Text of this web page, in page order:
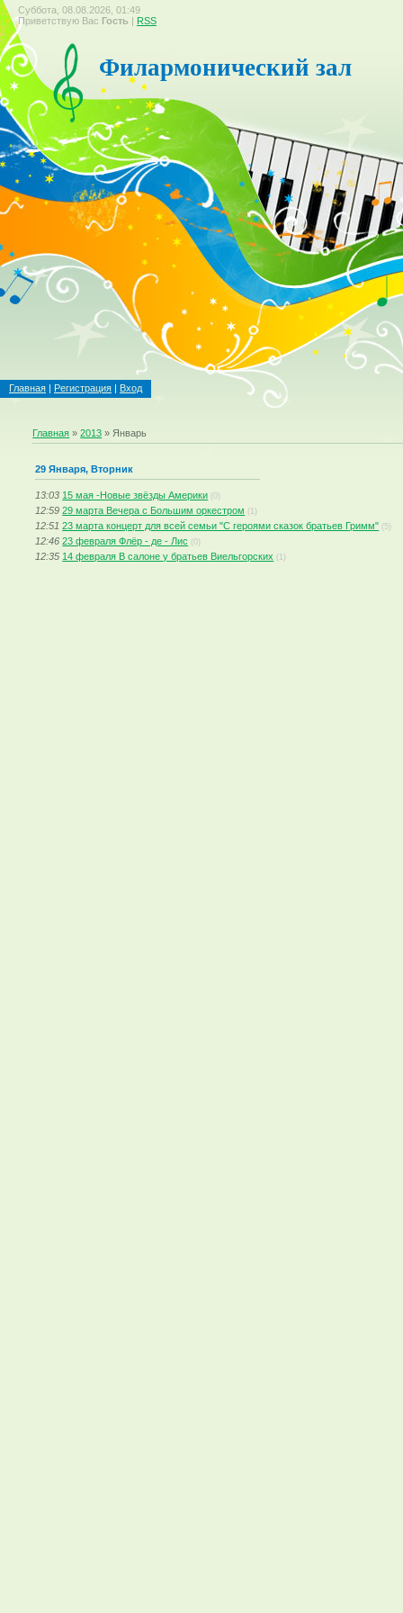
Суббота, 08.08.2026, 01:49
Приветствую Вас Гость | RSS
Филармонический зал
Главная | Регистрация | Вход
Главная »2013 » Январь
29 Января, Вторник
13:03 15 мая -Новые звёзды Америки (0)
12:59 29 марта Вечера с Большим оркестром (1)
12:51 23 марта концерт для всей семьи "С героями сказок братьев Гримм" (5)
12:46 23 февраля Флёр - де - Лис (0)
12:35 14 февраля В салоне у братьев Виельгорских (1)